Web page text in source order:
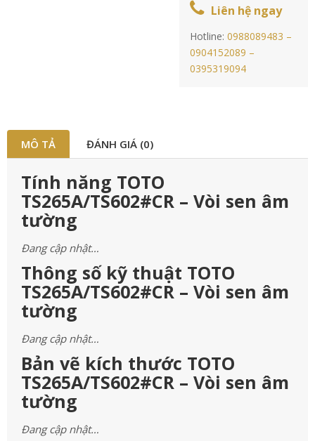
Liên hệ ngay
Hotline:0988089483 –
0904152089 –
0395319094
MÔ TẢ ĐÁNH GIÁ (0)
Tính năng TOTO
TS265A/TS602#CR – Vòi sen âm
tường
Đang cập nhật…
Thông số kỹ thuật TOTO
TS265A/TS602#CR – Vòi sen âm
tường
Đang cập nhật…
Bản vẽ kích thước TOTO
TS265A/TS602#CR – Vòi sen âm
tường
Đang cập nhật…